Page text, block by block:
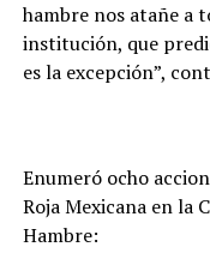
hambre nos atañe a
institución, que
es la excepción”,
Enumeró ocho
Roja Mexicana en la
Hambre: